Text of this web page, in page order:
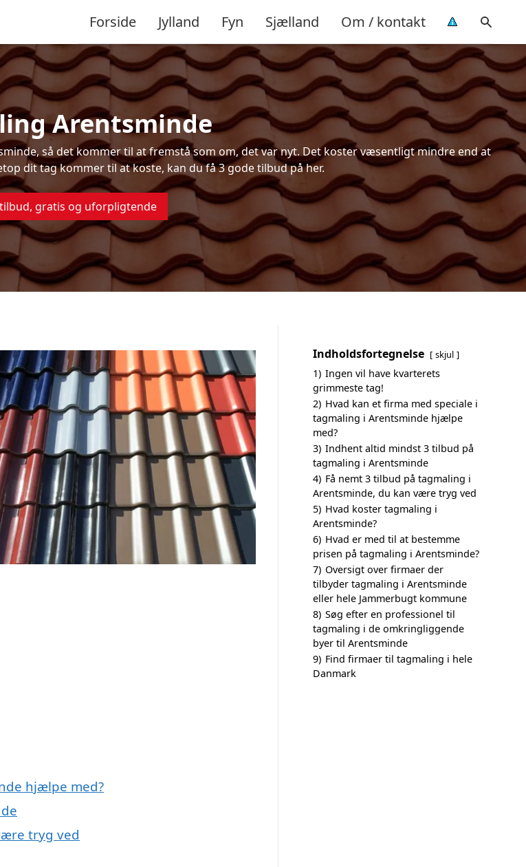
Forside Jylland Fyn Sjælland Om / kontakt
Arentsminde
så det kommer til at fremstå som om, det var nyt. Det koster væsentligt mindre end at
dit tag kommer til at koste, kan du få 3 gode tilbud på her.
gratis og uforpligtende
hjælpe med?
tryg ved
Indholdsfortegnelse skjul
1) Ingen vil have kvarterets
grimmeste tag!
2) Hvad kan et firma med speciale i
tagmaling i Arentsminde hjælpe
med?
3) Indhent altid mindst 3 tilbud på
tagmaling i Arentsminde
4) Få nemt 3 tilbud på tagmaling i
Arentsminde, du kan være tryg ved
5) Hvad koster tagmaling i
Arentsminde?
6) Hvad er med til at bestemme
prisen på tagmaling i Arentsminde?
7) Oversigt over firmaer der
tilbyder tagmaling i Arentsminde
eller hele Jammerbugt kommune
8) Søg efter en professionel til
tagmaling i de omkringliggende
byer til Arentsminde
9) Find firmaer til tagmaling i hele
Danmark